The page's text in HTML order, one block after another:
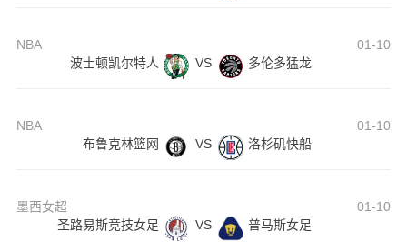
NBA
01-10
波士顿凯尔特人
VS 多伦多猛龙
NBA
01-10
布鲁克林篮网
VS 洛杉矶快船
墨西女超
01-10
圣路易斯竞技女足
VS 普马斯女足